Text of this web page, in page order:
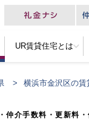
UR賃貸住宅とは
横浜市金沢区の賃
仲介手数料・更新料